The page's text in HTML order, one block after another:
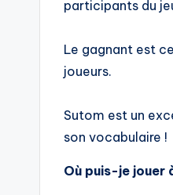
participants du
Le gagnant est
joueurs.
Sutom est un
son vocabulaire !
Où puis-je jouer